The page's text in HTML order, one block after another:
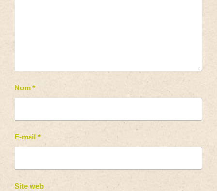
Nom *
E-mail *
Site web